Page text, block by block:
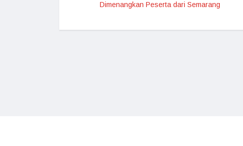
Dimenangkan Peserta dari Semarang